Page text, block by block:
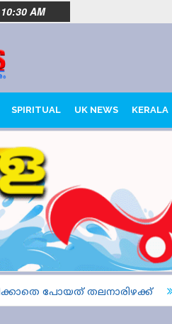
10:30 AM
SPIRITUAL UK NEWS KERALA
പോയത് തലനാരിഴക്ക്